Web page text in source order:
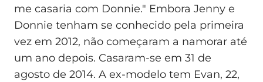
me casaria com Donnie." Embora Jenny e
Donnie tenham se conhecido pela primeira
vez em 2012, não começaram a namorar até
um ano depois. Casaram-se em 31 de
agosto de 2014. A ex-modelo tem Evan, 22,